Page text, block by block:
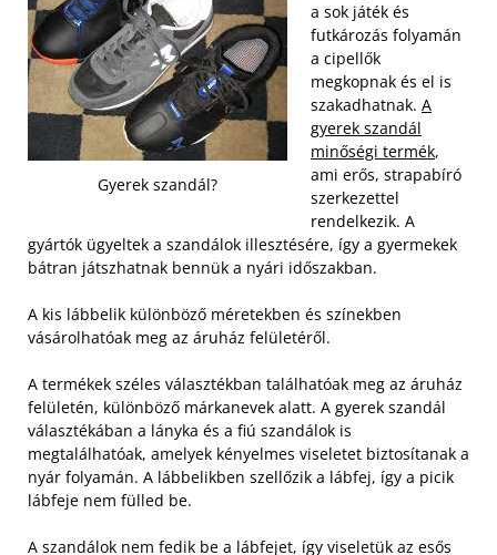
Gyerek szandál?
a sok játék és
futkározás folyamán
a cipellők
megkopnak és el is
szakadhatnak. A
gyerek szandál
minőségi termék,
ami erős, strapabíró
szerkezettel
rendelkezik. A
gyártók ügyeltek a szandálok illesztésére, így a gyermekek
bátran játszhatnak bennük a nyári időszakban.
A kis lábbelik különböző méretekben és színekben
vásárolhatóak meg az áruház felületéről.
A termékek széles választékban találhatóak meg az áruház
felületén, különböző márkanevek alatt. A gyerek szandál
választékában a lányka és a fiú szandálok is
megtalálhatóak, amelyek kényelmes viseletet biztosítanak a
nyár folyamán. A lábbelikben szellőzik a lábfej, így a picik
lábfeje nem fülled be.
A szandálok nem fedik be a lábfejet, így viseletük az esős